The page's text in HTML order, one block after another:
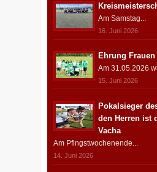
Am Samstag...
16. Juni 2026
Ehrung
Am 31.05.2026
15. Juni 2026
Pokalsieger
den Herren ist
Vacha
Am Pfingstwochenende...
14. Juni 2026